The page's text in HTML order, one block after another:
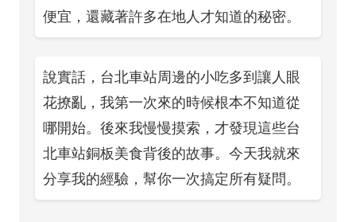
便宜，還藏著許多在地人才知道的秘密。
說實話，台北車站周邊的小吃多到讓人眼
花撩亂，我第一次來的時候根本不知道從
哪開始。後來我慢慢摸索，才發現這些台
北車站銅板美食背後的故事。今天我就來
分享我的經驗，幫你一次搞定所有疑問。